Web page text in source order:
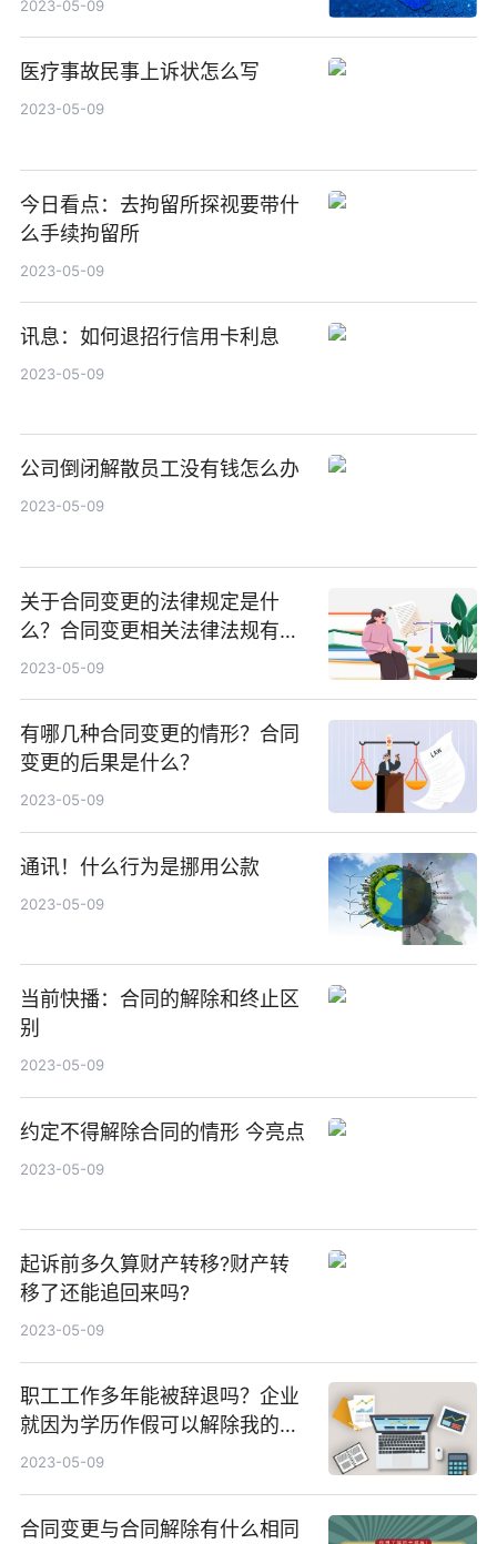
2023-05-09
医疗事故民事上诉状怎么写
2023-05-09
今日看点：去拘留所探视要带什
么手续拘留所
2023-05-09
讯息：如何退招行信用卡利息
2023-05-09
公司倒闭解散员工没有钱怎么办
2023-05-09
关于合同变更的法律规定是什
么？合同变更相关法律法规有哪
些？
2023-05-09
有哪几种合同变更的情形？合同
变更的后果是什么？
2023-05-09
通讯！什么行为是挪用公款
2023-05-09
当前快播：合同的解除和终止区
别
2023-05-09
约定不得解除合同的情形 今亮点
2023-05-09
起诉前多久算财产转移?财产转
移了还能追回来吗?
2023-05-09
职工工作多年能被辞退吗？企业
就因为学历作假可以解除我的劳
动合同吗？
2023-05-09
合同变更与合同解除有什么相同